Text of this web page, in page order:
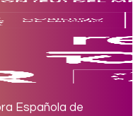
Española de